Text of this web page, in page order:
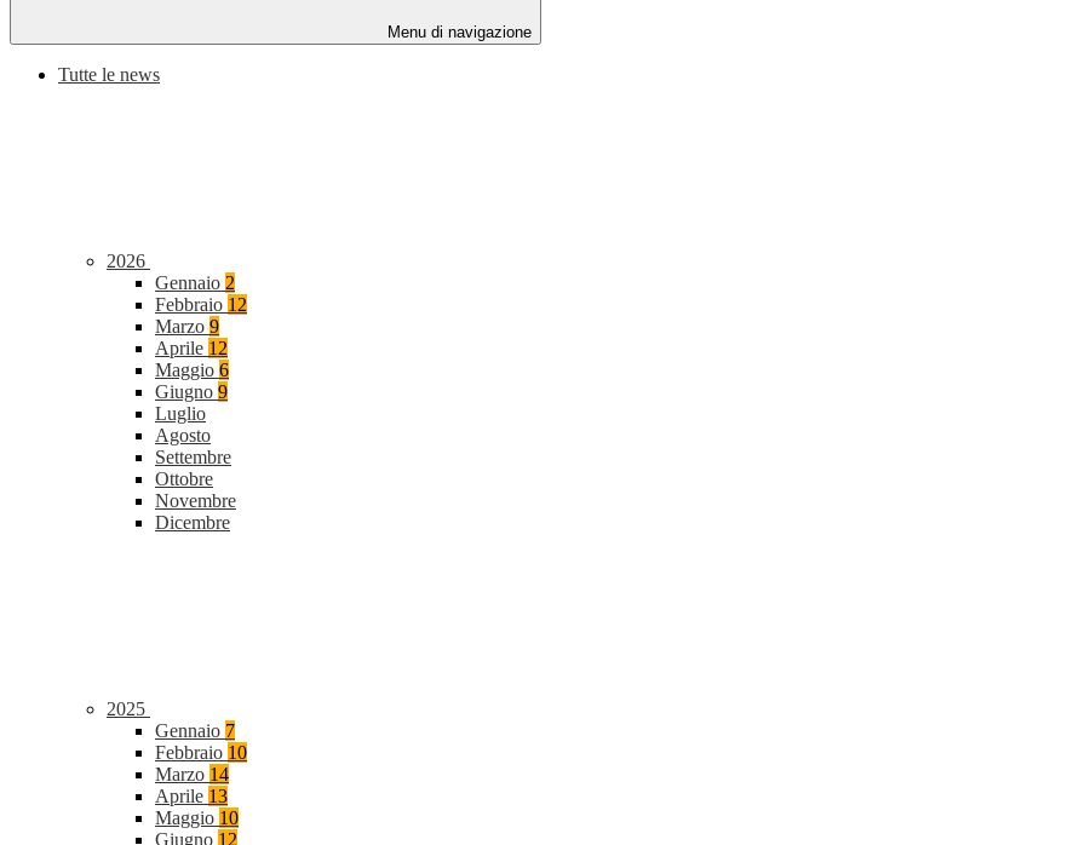
Menu di navigazione
Tutte le news
2026
Gennaio 2
Febbraio 12
Marzo 9
Aprile 12
Maggio 6
Giugno 9
Luglio
Agosto
Settembre
Ottobre
Novembre
Dicembre
2025
Gennaio 7
Febbraio 10
Marzo 14
Aprile 13
Maggio 10
Giugno 12